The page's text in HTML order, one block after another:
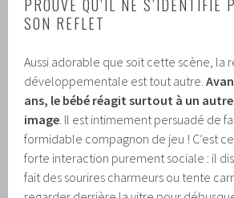
PROUVE QU’IL NE S’IDENTIFIE
SON REFLET
Aussi adorable que soit cette scène, la
développementale est tout autre.
ans, le bébé réagit surtout à un
image . Il est intimement persuadé de
formidable compagnon de jeu ! C’est
forte interaction purement sociale : il
fait des sourires charmeurs ou tente